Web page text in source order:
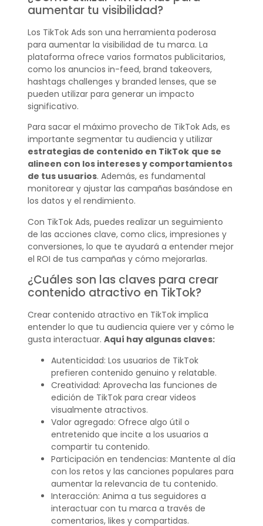
aumentar tu visibilidad?
Los TikTok Ads son una herramienta poderosa
para aumentar la visibilidad de tu marca. La
plataforma ofrece varios formatos publicitarios,
como los anuncios in-feed, brand takeovers,
hashtags challenges y branded lenses, que se
pueden utilizar para generar un impacto
significativo.
Para sacar el máximo provecho de TikTok Ads, es
importante segmentar tu audiencia y utilizar
estrategias de contenido en TikTok que se
alineen con los intereses y comportamientos
de tus usuarios. Además, es fundamental
monitorear y ajustar las campañas basándose en
los datos y el rendimiento.
Con TikTok Ads, puedes realizar un seguimiento
de las acciones clave, como clics, impresiones y
conversiones, lo que te ayudará a entender mejor
el ROI de tus campañas y cómo mejorarlas.
¿Cuáles son las claves para crear
contenido atractivo en TikTok?
Crear contenido atractivo en TikTok implica
entender lo que tu audiencia quiere ver y cómo le
gusta interactuar. Aquí hay algunas claves:
Autenticidad: Los usuarios de TikTok
prefieren contenido genuino y relatable.
Creatividad: Aprovecha las funciones de
edición de TikTok para crear videos
visualmente atractivos.
Valor agregado: Ofrece algo útil o
entretenido que incite a los usuarios a
compartir tu contenido.
Participación en tendencias: Mantente al día
con los retos y las canciones populares para
aumentar la relevancia de tu contenido.
Interacción: Anima a tus seguidores a
interactuar con tu marca a través de
comentarios, likes y compartidas.